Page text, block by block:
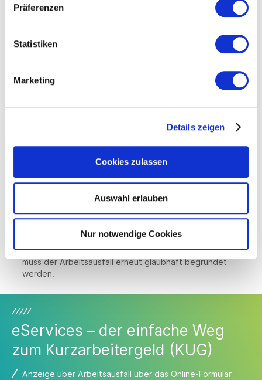
Präferenzen
Statistiken
Marketing
Details zeigen
Cookies zulassen
Auswahl erlauben
Nur notwendige Cookies
der Kurzarbeit einzureichen.
unterbrochen
abgelaufen, reicht eine vereinfachte formlose
Zahl der Beschäftigten insgesamt und Zahl der
voraussichtlich Kurzarbeitenden (bei Änderungen zur
Betriebsvereinbarung oder separate Erklärung des
Begründung der Verlängerung: Ein Verweis auf die
wenn sich die Situation seither geändert hat, z. B. durch
Änderungen/Lockerungen in der Corona-Verordnung. Hier
muss der Arbeitsausfall erneut glaubhaft begründet
werden.
eServices – der einfache Weg
zum Kurzarbeitergeld (KUG)
Anzeige über Arbeitsausfall über das Online-Formular